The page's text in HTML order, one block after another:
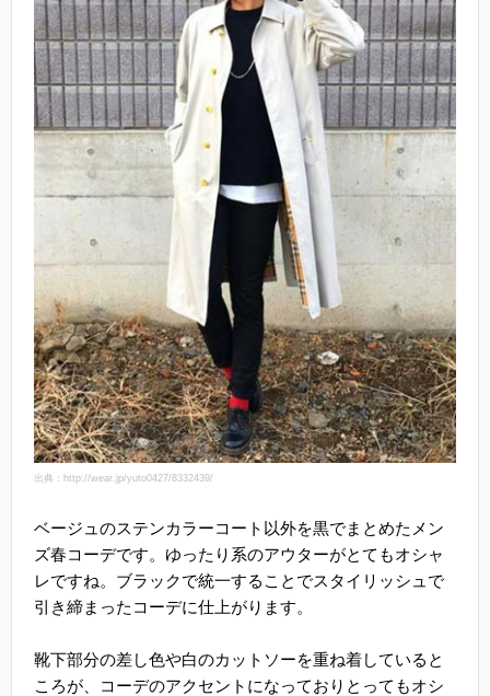
出典：http://wear.jp/yuto0427/8332439/
ベージュのステンカラーコート以外を黒でまとめたメン
ズ春コーデです。ゆったり系のアウターがとてもオシャ
レですね。ブラックで統一することでスタイリッシュで
引き締まったコーデに仕上がります。
靴下部分の差し色や白のカットソーを重ね着していると
ころが、コーデのアクセントになっておりとってもオシ